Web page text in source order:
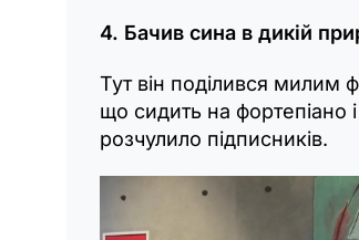
4. Бачив сина в дикій
Тут він поділився милим
що сидить на фортепіано
розчулило підписників.